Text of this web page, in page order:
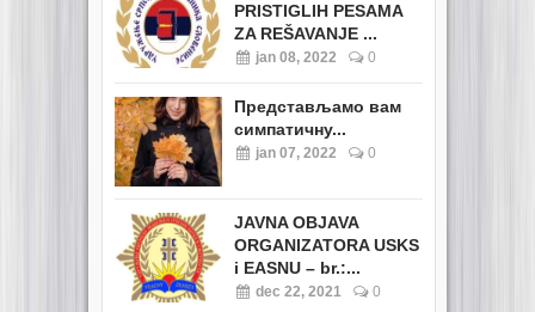
PRISTIGLIH PESAMA
ZA REŠAVANJE ...
jan 08, 2022 0
Представљамо вам
симпатичну...
jan 07, 2022 0
JAVNA OBJAVA
ORGANIZATORA USKS
i EASNU – br.:...
dec 22, 2021 0